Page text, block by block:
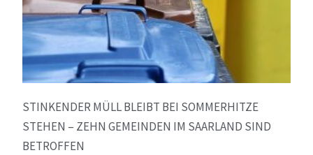
STINKENDER MÜLL BLEIBT BEI SOMMERHITZE
STEHEN – ZEHN GEMEINDEN IM SAARLAND SIND
BETROFFEN